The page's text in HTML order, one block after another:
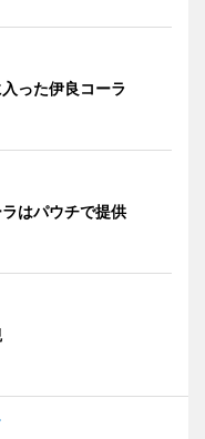
った伊良コーラ
はパウチで提供